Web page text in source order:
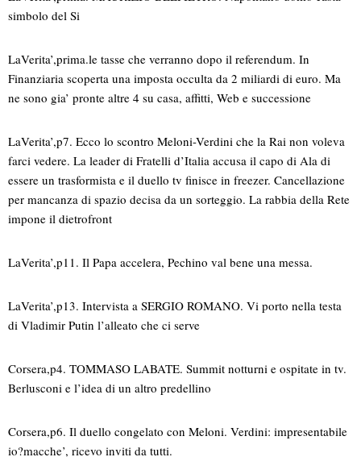
simbolo del Si
LaVerita’,prima.le tasse che verranno dopo il referendum. In
Finanziaria scoperta una imposta occulta da 2 miliardi di euro. Ma
ne sono gia’ pronte altre 4 su casa, affitti, Web e successione
LaVerita’,p7. Ecco lo scontro Meloni-Verdini che la Rai non voleva
farci vedere. La leader di Fratelli d’Italia accusa il capo di Ala di
essere un trasformista e il duello tv finisce in freezer. Cancellazione
per mancanza di spazio decisa da un sorteggio. La rabbia della Rete
impone il dietrofront
LaVerita’,p11. Il Papa accelera, Pechino val bene una messa.
LaVerita’,p13. Intervista a SERGIO ROMANO. Vi porto nella testa
di Vladimir Putin l’alleato che ci serve
Corsera,p4. TOMMASO LABATE. Summit notturni e ospitate in tv.
Berlusconi e l’idea di un altro predellino
Corsera,p6. Il duello congelato con Meloni. Verdini: impresentabile
io?macche’, ricevo inviti da tutti.